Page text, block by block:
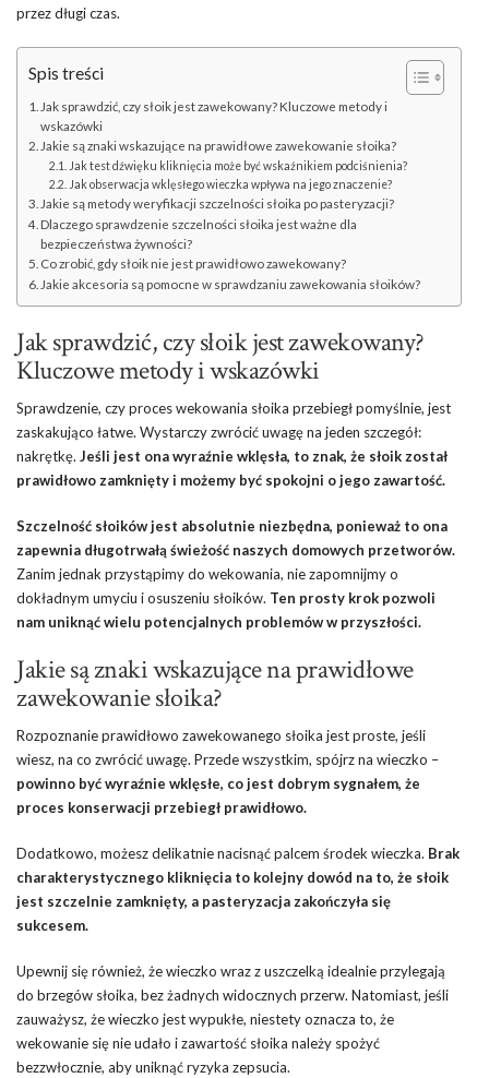
przez długi czas.
Spis treści
Jak sprawdzić, czy słoik jest zawekowany? Kluczowe metody i
wskazówki
Jakie są znaki wskazujące na prawidłowe zawekowanie słoika?
Jak test dźwięku kliknięcia może być wskaźnikiem podciśnienia?
Jak obserwacja wklęsłego wieczka wpływa na jego znaczenie?
Jakie są metody weryfikacji szczelności słoika po pasteryzacji?
Dlaczego sprawdzenie szczelności słoika jest ważne dla
bezpieczeństwa żywności?
Co zrobić, gdy słoik nie jest prawidłowo zawekowany?
Jakie akcesoria są pomocne w sprawdzaniu zawekowania słoików?
Jak sprawdzić, czy słoik jest zawekowany?
Kluczowe metody i wskazówki
Sprawdzenie, czy proces wekowania słoika przebiegł pomyślnie, jest
zaskakująco łatwe. Wystarczy zwrócić uwagę na jeden szczegół:
nakrętkę. Jeśli jest ona wyraźnie wklęsła, to znak, że słoik został
prawidłowo zamknięty i możemy być spokojni o jego zawartość.
Szczelność słoików jest absolutnie niezbędna, ponieważ to ona
zapewnia długotrwałą świeżość naszych domowych przetworów.
Zanim jednak przystąpimy do wekowania, nie zapomnijmy o
dokładnym umyciu i osuszeniu słoików. Ten prosty krok pozwoli
nam uniknąć wielu potencjalnych problemów w przyszłości.
Jakie są znaki wskazujące na prawidłowe
zawekowanie słoika?
Rozpoznanie prawidłowo zawekowanego słoika jest proste, jeśli
wiesz, na co zwrócić uwagę. Przede wszystkim, spójrz na wieczko –
powinno być wyraźnie wklęsłe, co jest dobrym sygnałem, że
proces konserwacji przebiegł prawidłowo.
Dodatkowo, możesz delikatnie nacisnąć palcem środek wieczka. Brak
charakterystycznego kliknięcia to kolejny dowód na to, że słoik
jest szczelnie zamknięty, a pasteryzacja zakończyła się
sukcesem.
Upewnij się również, że wieczko wraz z uszczelką idealnie przylegają
do brzegów słoika, bez żadnych widocznych przerw. Natomiast, jeśli
zauważysz, że wieczko jest wypukłe, niestety oznacza to, że
wekowanie się nie udało i zawartość słoika należy spożyć
bezzwłocznie, aby uniknąć ryzyka zepsucia.